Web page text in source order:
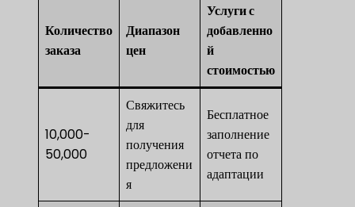
Количество
заказа
Диапазон
цен
Услуги с
добавленно
й
стоимостью
10,000-
50,000
Свяжитесь
для
получения
предложени
я
Бесплатное
заполнение
отчета по
адаптации